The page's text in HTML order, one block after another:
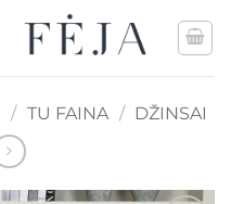
/ TU FAINA / DŽINSAI